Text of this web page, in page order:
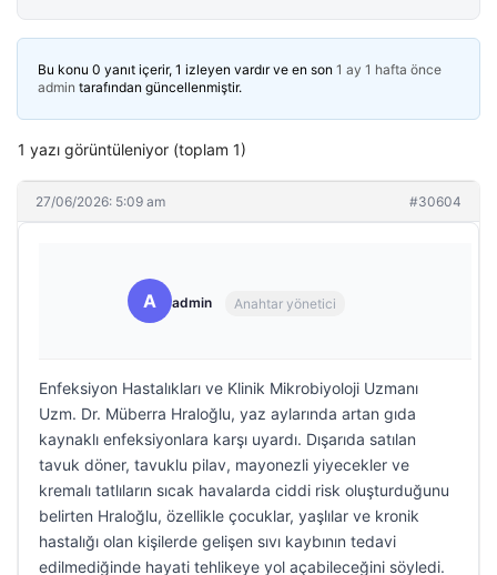
Bu konu 0 yanıt içerir, 1 izleyen vardır ve en son 1 ay 1 hafta önce
admin tarafından güncellenmiştir.
1 yazı görüntüleniyor (toplam 1)
27/06/2026: 5:09 am #30604
A admin Anahtar yönetici
Enfeksiyon Hastalıkları ve Klinik Mikrobiyoloji Uzmanı
Uzm. Dr. Müberra Hraloğlu, yaz aylarında artan gıda
kaynaklı enfeksiyonlara karşı uyardı. Dışarıda satılan
tavuk döner, tavuklu pilav, mayonezli yiyecekler ve
kremalı tatlıların sıcak havalarda ciddi risk oluşturduğunu
belirten Hraloğlu, özellikle çocuklar, yaşlılar ve kronik
hastalığı olan kişilerde gelişen sıvı kaybının tedavi
edilmediğinde hayati tehlikeye yol açabileceğini söyledi.